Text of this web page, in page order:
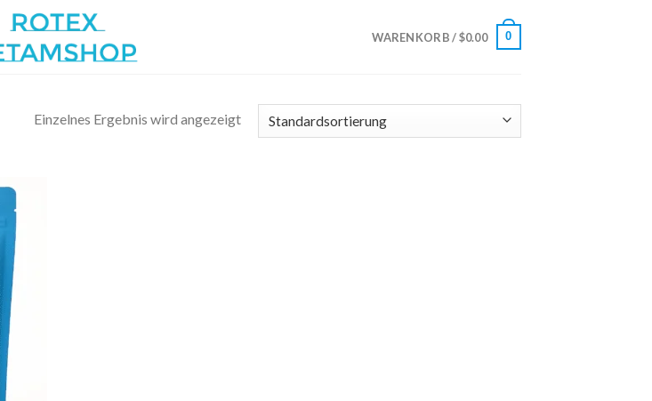
WARENKORB /$0.00 0
Einzelnes Ergebnis wird angezeigt
Add to
wishlist